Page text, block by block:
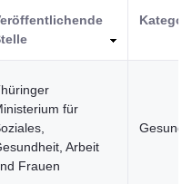
für
Arbeit
Frauen